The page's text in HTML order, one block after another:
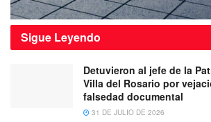
Sigue Leyendo
Detuvieron al jefe de la
Villa del Rosario por
falsedad documental
31 DE JULIO DE 2026